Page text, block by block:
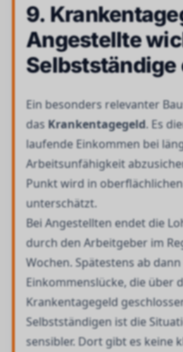
9.
Angestellte
Selbstständige
Ein besonders relevanter
dasKrankentagegeld. Es
laufende Einkommen bei
Arbeitsunfähigkeit
Punkt wird in
unterschätzt.
Bei Angestellten endet die
durch den Arbeitgeber im
Wochen. Spätestens ab
Einkommenslücke, die über
Krankentagegeld
Selbstständigen ist die
sensibler. Dort gibt es keine